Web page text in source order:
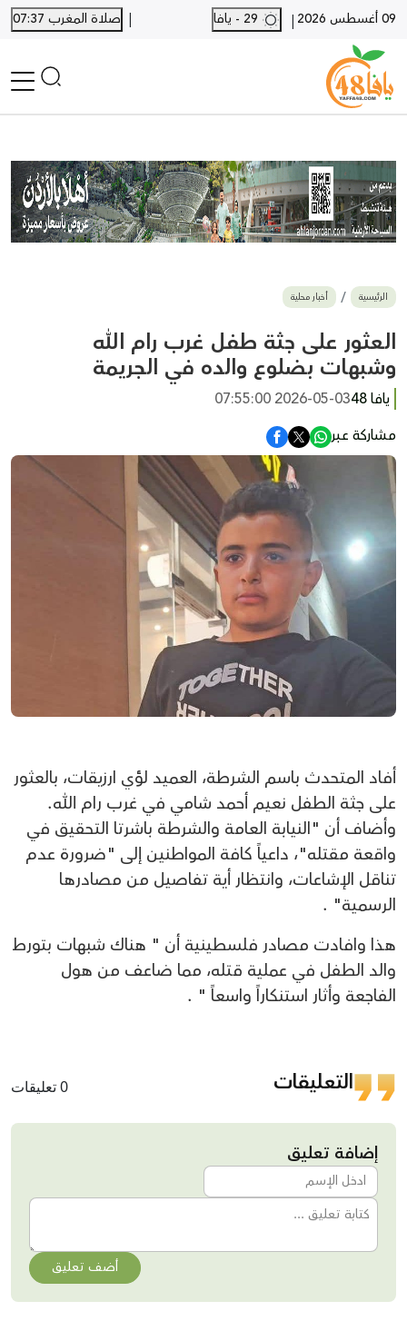
09 أغسطس 2026 |
| صلاة المغرب 07:37
أخبار محلية
أخبار يافا
SHORTS
أخبار اللد والرملة
بيع وشراء
أخبار القدس
وفيات
المزيد
ارسل خبر
الرئيسية أخبار محلية
العثور على جثة طفل غرب رام الله
وشبهات بضلوع والده في الجريمة
يافا 48
2026-05-03 07:55:00
مشاركة عبر
أفاد المتحدث باسم الشرطة، العميد لؤي ارزيقات، بالعثور
على جثة الطفل نعيم أحمد شامي في غرب رام الله.
وأضاف أن "النيابة العامة والشرطة باشرتا التحقيق في
واقعة مقتله"، داعياً كافة المواطنين إلى "ضرورة عدم
تناقل الإشاعات، وانتظار أية تفاصيل من مصادرها
الرسمية" .
هذا وافادت مصادر فلسطينية أن " هناك شبهات بتورط
والد الطفل في عملية قتله، مما ضاعف من هول
الفاجعة وأثار استنكاراً واسعاً " .
التعليقات 0 تعليقات
إضافة تعليق
أضف تعليق